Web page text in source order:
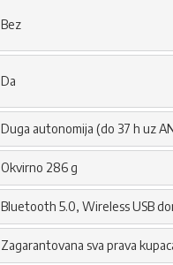
Bez
Da
Duga autonomija (do 37 h uz
Okvirno 286 g
Bluetooth 5.0, Wireless USB
Zagarantovana sva prava